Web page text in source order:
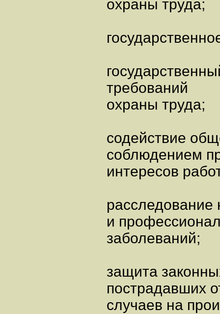
охраны труда;
требований
охраны труда;
содействие
соблюдением
интересов
расследование
и
заболеваний;
защита
пострадавших
случаев на